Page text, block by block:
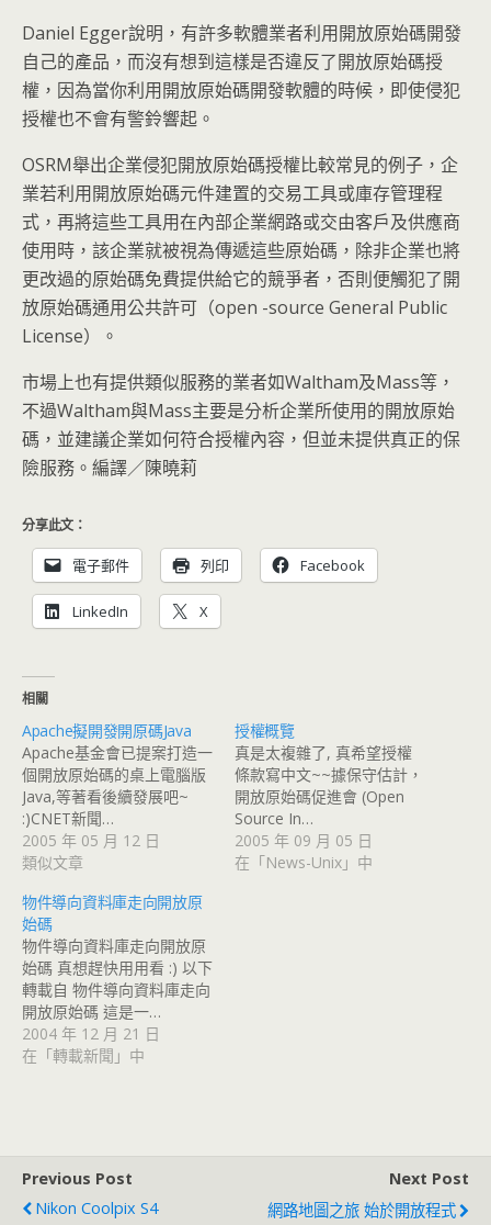
Daniel Egger說明，有許多軟體業者利用開放原始碼開發
自己的產品，而沒有想到這樣是否違反了開放原始碼授
權，因為當你利用開放原始碼開發軟體的時候，即使侵犯
授權也不會有警鈴響起。
OSRM舉出企業侵犯開放原始碼授權比較常見的例子，企
業若利用開放原始碼元件建置的交易工具或庫存管理程
式，再將這些工具用在內部企業網路或交由客戶及供應商
使用時，該企業就被視為傳遞這些原始碼，除非企業也將
更改過的原始碼免費提供給它的競爭者，否則便觸犯了開
放原始碼通用公共許可（open -source General Public
License）。
市場上也有提供類似服務的業者如Waltham及Mass等，
不過Waltham與Mass主要是分析企業所使用的開放原始
碼，並建議企業如何符合授權內容，但並未提供真正的保
險服務。編譯／陳曉莉
分享此文：
電子郵件 列印 Facebook
LinkedIn X
相關
Apache擬開發開原碼Java
Apache基金會已提案打造一
個開放原始碼的桌上電腦版
Java,等著看後續發展吧~
:)CNET新聞…
2005 年 05 月 12 日
類似文章
授權概覽
真是太複雜了, 真希望授權
條款寫中文~~據保守估計，
開放原始碼促進會 (Open
Source In…
2005 年 09 月 05 日
在「News-Unix」中
物件導向資料庫走向開放原
始碼
物件導向資料庫走向開放原
始碼 真想趕快用用看 :) 以下
轉載自 物件導向資料庫走向
開放原始碼 這是一…
2004 年 12 月 21 日
在「轉載新聞」中
Previous Post
Nikon Coolpix S4
Next Post
網路地圖之旅 始於開放程式